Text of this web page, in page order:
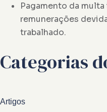
Pagamento da
remunerações
trabalhado.
Categorias
Artigos